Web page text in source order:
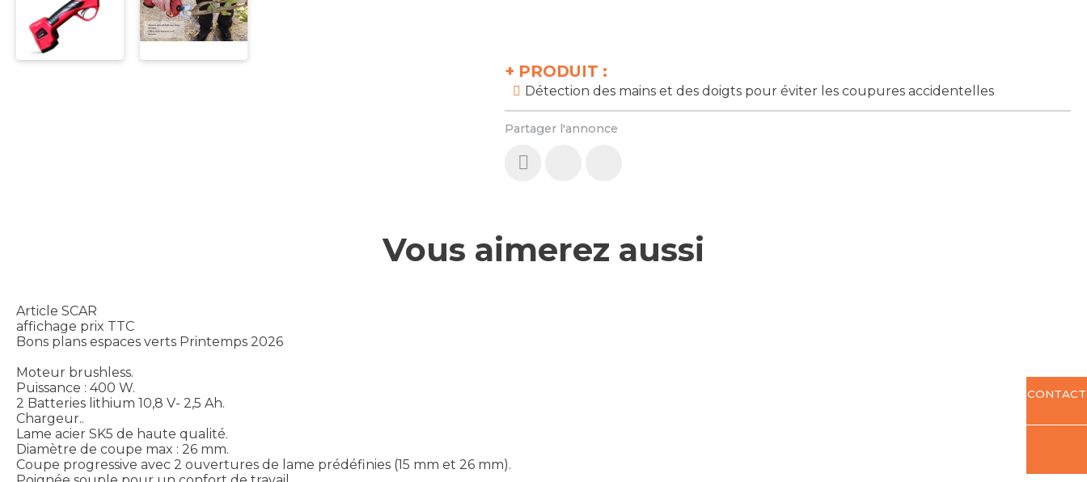
+ PRODUIT :
Détection des mains et des doigts pour éviter les coupures accidentelles
Partager l'annonce
Vous aimerez aussi
Article SCAR
affichage prix TTC
Bons plans espaces verts Printemps 2026
Moteur brushless.
Puissance : 400 W.
2 Batteries lithium 10,8 V- 2,5 Ah.
Chargeur..
Lame acier SK5 de haute qualité.
Diamètre de coupe max : 26 mm.
Coupe progressive avec 2 ouvertures de lame prédéfinies (15 mm et 26 mm).
CONTACT